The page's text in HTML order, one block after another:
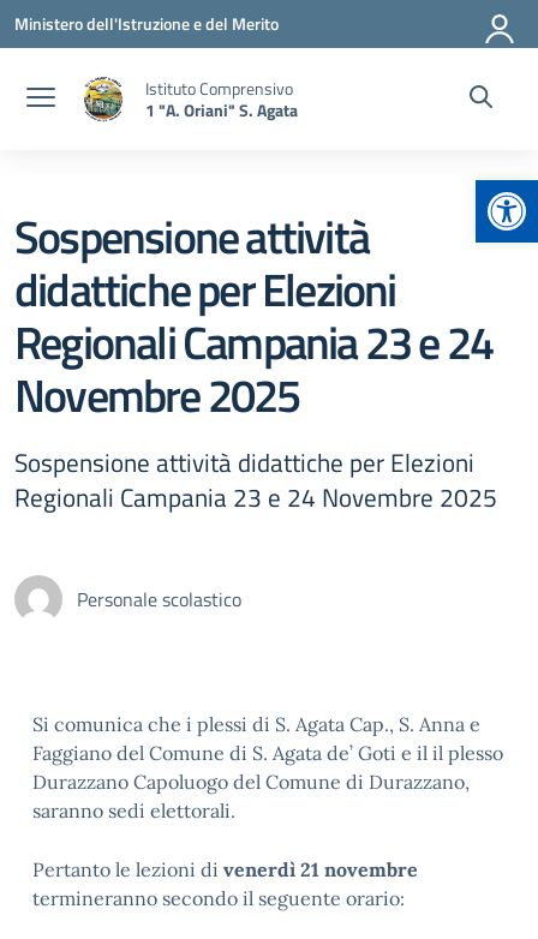
Vai ai contenuti
Vai al menu di navigazione
Vai al footer
Ministero dell'Istruzione e del Merito
Istituto Comprensivo
1 "A. Oriani" S. Agata
Sospensione attività
didattiche per Elezioni
Regionali Campania 23 e 24
Novembre 2025
Sospensione attività didattiche per Elezioni
Regionali Campania 23 e 24 Novembre 2025
Personale scolastico
Si comunica che i plessi di S. Agata Cap., S. Anna e
Faggiano del Comune di S. Agata de’ Goti e il il plesso
Durazzano Capoluogo del Comune di Durazzano,
saranno sedi elettorali.
Pertanto le lezioni di venerdì 21 novembre
termineranno secondo il seguente orario: